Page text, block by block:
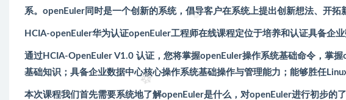
系。openEuler同时是一个创新的系统，倡导客户在系统上提出创新想法、开拓
HCIA-openEuler华为认证openEuler工程师在线课程定位于培养和认证具备企
通过HCIA-OpenEuler V1.0 认证，您将掌握openEuler操作系统基础命令，掌
基础知识；具备企业数据中心核心操作系统基础操作与管理能力；能够胜任
本次课程我们首先需要系统地了解openEuler是什么，对openEuler进行初步的了